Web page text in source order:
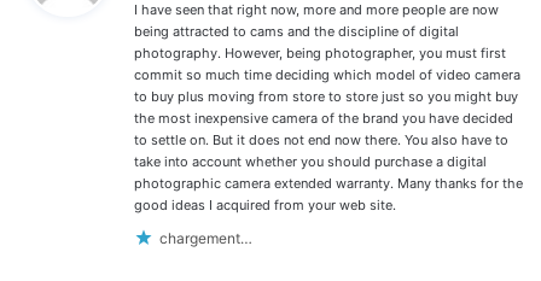
:
I have seen that right now, more and more people are now
being attracted to cams and the discipline of digital
photography. However, being photographer, you must first
commit so much time deciding which model of video camera
to buy plus moving from store to store just so you might buy
the most inexpensive camera of the brand you have decided
to settle on. But it does not end now there. You also have to
take into account whether you should purchase a digital
photographic camera extended warranty. Many thanks for the
good ideas I acquired from your web site.
chargement…